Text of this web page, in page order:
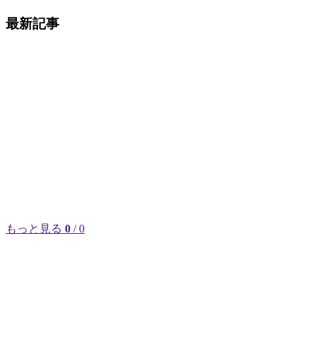
最新記事
もっと見る 0 / 0